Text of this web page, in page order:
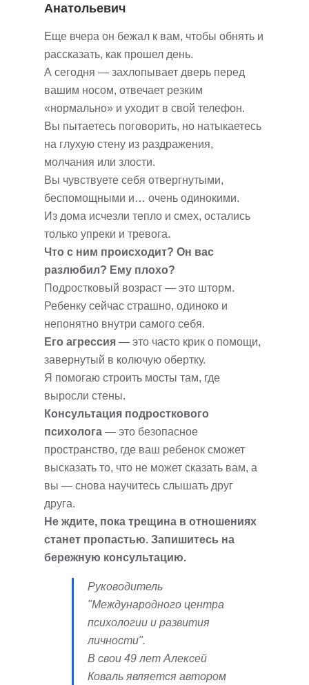
Анатольевич
Еще вчера он бежал к вам, чтобы обнять и
рассказать, как прошел день.
А сегодня — захлопывает дверь перед
вашим носом, отвечает резким
«нормально» и уходит в свой телефон.
Вы пытаетесь поговорить, но натыкаетесь
на глухую стену из раздражения,
молчания или злости.
Вы чувствуете себя отвергнутыми,
беспомощными и… очень одинокими.
Из дома исчезли тепло и смех, остались
только упреки и тревога.
Что с ним происходит? Он вас
разлюбил? Ему плохо?
Подростковый возраст — это шторм.
Ребенку сейчас страшно, одиноко и
непонятно внутри самого себя.
Его агрессия — это часто крик о помощи,
завернутый в колючую обертку.
Я помогаю строить мосты там, где
выросли стены.
Консультация подросткового
психолога — это безопасное
пространство, где ваш ребенок сможет
высказать то, что не может сказать вам, а
вы — снова научитесь слышать друг
друга.
Не ждите, пока трещина в отношениях
станет пропастью. Запишитесь на
бережную консультацию.
Руководитель
"Международного центра
психологии и развития
личности".
В свои 49 лет Алексей
Коваль является автором